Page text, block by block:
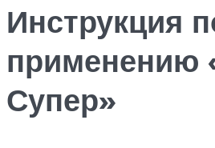
Инструкция
применению
Супер»